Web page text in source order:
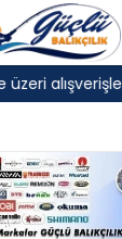
üzeri